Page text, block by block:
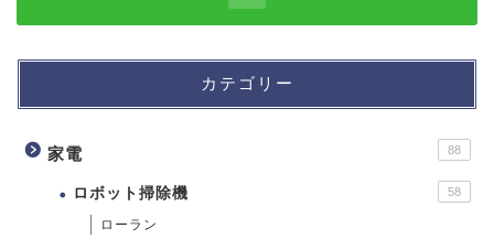
カテゴリー
家電 88
ロボット掃除機 58
ローラン